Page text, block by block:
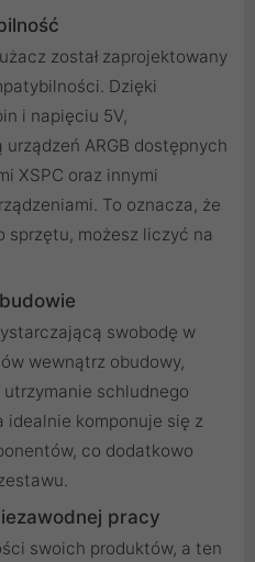
został zaprojektowany
Dzięki
i napięciu 5V,
ARGB dostępnych
XSPC oraz innymi
To oznacza, że
sprzętu, możesz liczyć na
swobodę w
wewnątrz obudowy,
schludnego
idealnie komponuje się z
co dodatkowo
pracy
swoich produktów, a ten